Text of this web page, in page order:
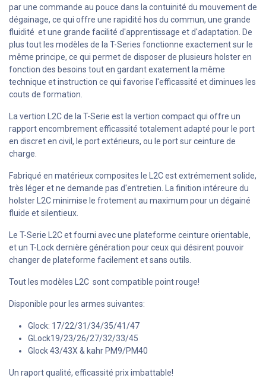
par une commande au pouce dans la contuinité du mouvement de
dégainage, ce qui offre une rapidité hos du commun, une grande
fluidité et une grande facilité d'apprentissage et d'adaptation. De
plus tout les modèles de la T-Series fonctionne exactement sur le
même principe, ce qui permet de disposer de plusieurs holster en
fonction des besoins tout en gardant exatement la même
technique et instruction ce qui favorise l'efficassité et diminues les
couts de formation.
La vertion L2C de la T-Serie est la vertion compact qui offre un
rapport encombrement efficassité totalement adapté pour le port
en discret en civil, le port extérieurs, ou le port sur ceinture de
charge.
Fabriqué en matérieux composites le L2C est extrémement solide,
très léger et ne demande pas d'entretien. La finition intéreure du
holster L2C minimise le frotement au maximum pour un dégainé
fluide et silentieux.
Le T-Serie L2C et fourni avec une plateforme ceinture orientable,
et un T-Lock dernière génération pour ceux qui désirent pouvoir
changer de plateforme facilement et sans outils.
Tout les modèles L2C sont compatible point rouge!
Disponible pour les armes suivantes:
Glock: 17/22/31/34/35/41/47
GLock19/23/26/27/32/33/45
Glock 43/43X & kahr PM9/PM40
Un raport qualité, efficassité prix imbattable!